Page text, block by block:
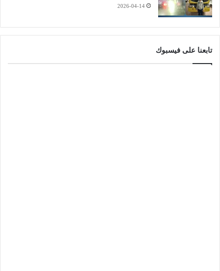
2026-04-14
تابعنا على فيسبوك